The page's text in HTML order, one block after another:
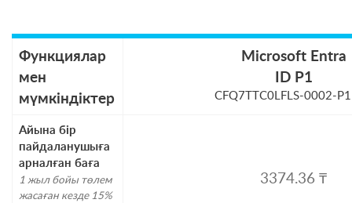
Функциялар
мен
мүмкіндіктер
Microsoft Entra
ID P1
CFQ7TTC0LFLS-0002-
Айына бір
пайдаланушыға
арналған баға
1 жыл бойы төлем
жасаған кезде 15%
3374.36 ₸